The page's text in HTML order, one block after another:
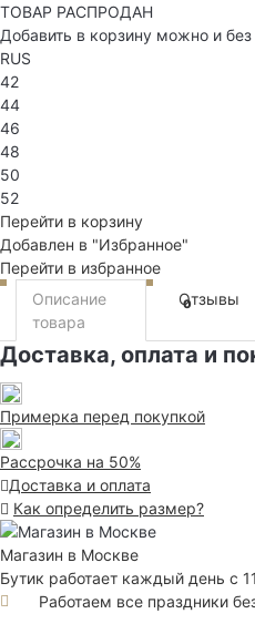
ТОВАР РАСПРОДАН
Добавить в корзину можно и
RUS
42
44
46
48
50
52
Перейти в корзину
Добавлен в "Избранное"
Перейти в избранное
Описание
товара
Отзывы
0
Доставка, оплата и
Примерка перед покупкой
Рассрочка на 50%
Доставка и оплата
Как определить размер?
Магазин в Москве
Бутик работает каждый день с
Работаем все праздники